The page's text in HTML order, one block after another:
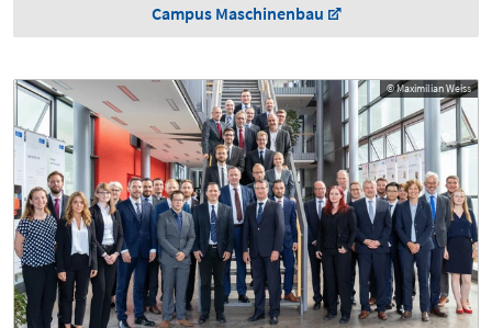
Campus Maschinenbau
© Maximilian Weiss